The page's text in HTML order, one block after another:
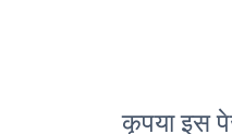
कृपया इस